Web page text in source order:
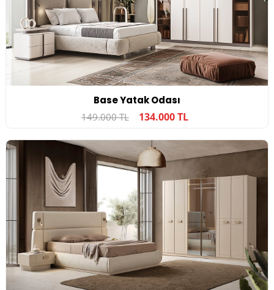
Base Yatak Odası
149.000 TL 134.000 TL